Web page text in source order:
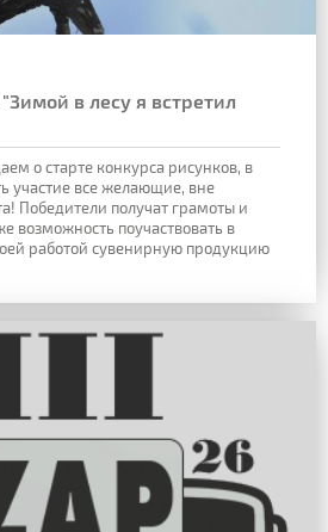
в лесу я встретил
о старте конкурса рисунков, в
участие все желающие, вне
Победители получат грамоты и
возможность поучаствовать в
работой сувенирную продукцию